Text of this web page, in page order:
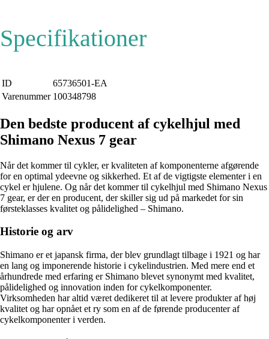
Specifikationer
ID
65736501-EA
Varenummer 100348798
Den bedste producent af cykelhjul med
Shimano Nexus 7 gear
Når det kommer til cykler, er kvaliteten af ​​komponenterne afgørende
for en optimal ydeevne og sikkerhed. Et af de vigtigste elementer i en
cykel er hjulene. Og når det kommer til cykelhjul med Shimano Nexus
7 gear, er der en producent, der skiller sig ud på markedet for sin
førsteklasses kvalitet og pålidelighed – Shimano.
Historie og arv
Shimano er et japansk firma, der blev grundlagt tilbage i 1921 og har
en lang og imponerende historie i cykelindustrien. Med mere end et
århundrede med erfaring er Shimano blevet synonymt med kvalitet,
pålidelighed og innovation inden for cykelkomponenter.
Virksomheden har altid været dedikeret til at levere produkter af høj
kvalitet og har opnået et ry som en af ​​de førende producenter af
cykelkomponenter i verden.